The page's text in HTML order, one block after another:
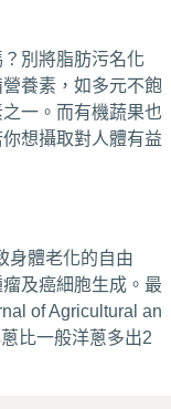
別將脂肪污名化
養素，如多元不飽
一。而有機蔬果也
想攝取對人體有益
體老化的自由
及癌細胞生成。最
of Agricultural an
比一般洋蔥多出2